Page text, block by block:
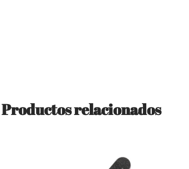
Productos relacionados